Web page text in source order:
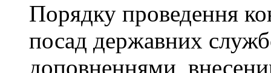
Порядку проведення
посад державних
доповненнями,